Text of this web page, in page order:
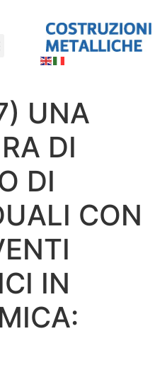
UNA
DI
DI
CON
IN